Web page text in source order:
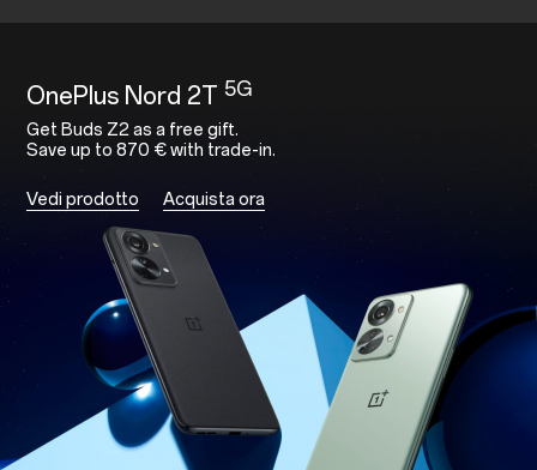
OnePlus Nord 2T 5G
Get Buds Z2 as a free gift.
Save up to 870 € with trade-in.
Vedi prodotto Acquista ora